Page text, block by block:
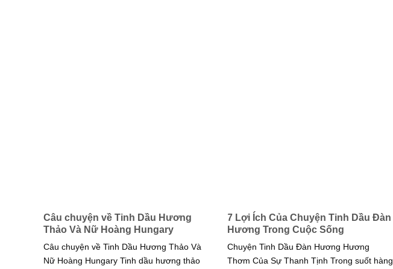
Câu chuyện về Tinh Dầu Hương
Thảo Và Nữ Hoàng Hungary
Câu chuyện về Tinh Dầu Hương Thảo Và
Nữ Hoàng Hungary Tinh dầu hương thảo
7 Lợi Ích Của Chuyện Tinh Dầu Đàn
Hương Trong Cuộc Sống
Chuyện Tinh Dầu Đàn Hương Hương
Thơm Của Sự Thanh Tịnh Trong suốt hàng